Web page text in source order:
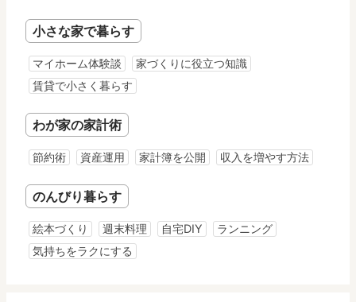
小さな家で暮らす
マイホーム体験談
家づくりに役立つ知識
賃貸で小さく暮らす
わが家の家計術
節約術 資産運用 家計簿を公開 収入を増やす方法
のんびり暮らす
絵本づくり 週末料理 自宅DIY
ランニング
気持ちをラクにする